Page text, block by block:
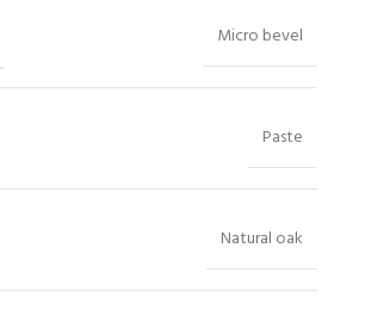
Micro bevel
Paste
Natural oak